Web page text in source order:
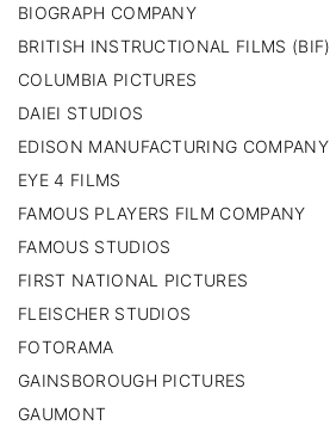
BIOGRAPH COMPANY
BRITISH INSTRUCTIONAL FILMS (BIF)
COLUMBIA PICTURES
DAIEI STUDIOS
EDISON MANUFACTURING COMPANY
EYE 4 FILMS
FAMOUS PLAYERS FILM COMPANY
FAMOUS STUDIOS
FIRST NATIONAL PICTURES
FLEISCHER STUDIOS
FOTORAMA
GAINSBOROUGH PICTURES
GAUMONT